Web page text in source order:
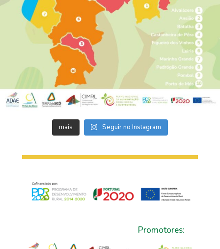
mais Seguir no Instagram
Promotores: